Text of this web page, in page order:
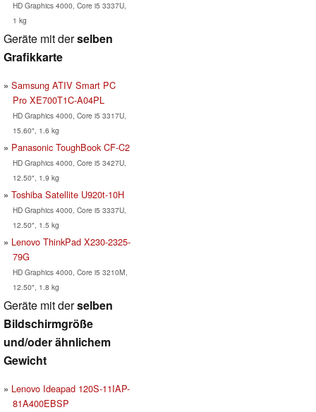
HD Graphics 4000, Core i5 3337U,
1 kg
Geräte mit derselben
Grafikkarte
Samsung ATIV Smart PC
Pro XE700T1C-A04PL
HD Graphics 4000, Core i5 3317U,
15.60", 1.6 kg
Panasonic ToughBook CF-C2
HD Graphics 4000, Core i5 3427U,
12.50", 1.9 kg
Toshiba Satellite U920t-10H
HD Graphics 4000, Core i5 3337U,
12.50", 1.5 kg
Lenovo ThinkPad X230-2325-
79G
HD Graphics 4000, Core i5 3210M,
12.50", 1.8 kg
Geräte mit derselben
Bildschirmgröße
und/oder ähnlichem
Gewicht
Lenovo Ideapad 120S-11IAP-
81A400EBSP